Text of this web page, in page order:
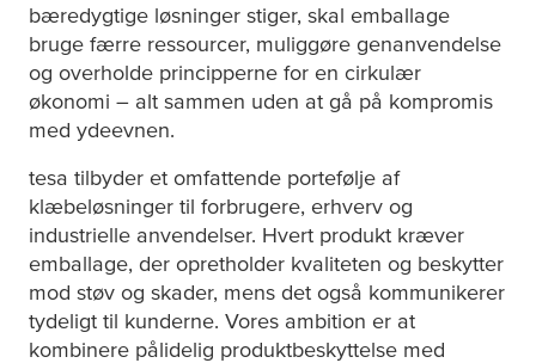
bæredygtige løsninger stiger, skal emballage
bruge færre ressourcer, muliggøre genanvendelse
og overholde principperne for en cirkulær
økonomi – alt sammen uden at gå på kompromis
med ydeevnen.
tesa tilbyder et omfattende portefølje af
klæbeløsninger til forbrugere, erhverv og
industrielle anvendelser. Hvert produkt kræver
emballage, der opretholder kvaliteten og beskytter
mod støv og skader, mens det også kommunikerer
tydeligt til kunderne. Vores ambition er at
kombinere pålidelig produktbeskyttelse med